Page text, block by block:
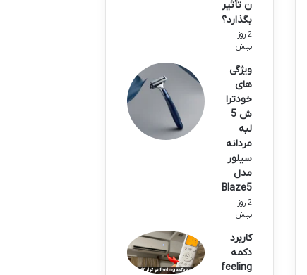
ن تأثیر
بگذارد؟
2 روز
پیش
ویژگی
های
خودترا
ش 5
لبه
مردانه
سیلور
مدل
Blaze5
2 روز
پیش
کاربرد
دکمه
feeling